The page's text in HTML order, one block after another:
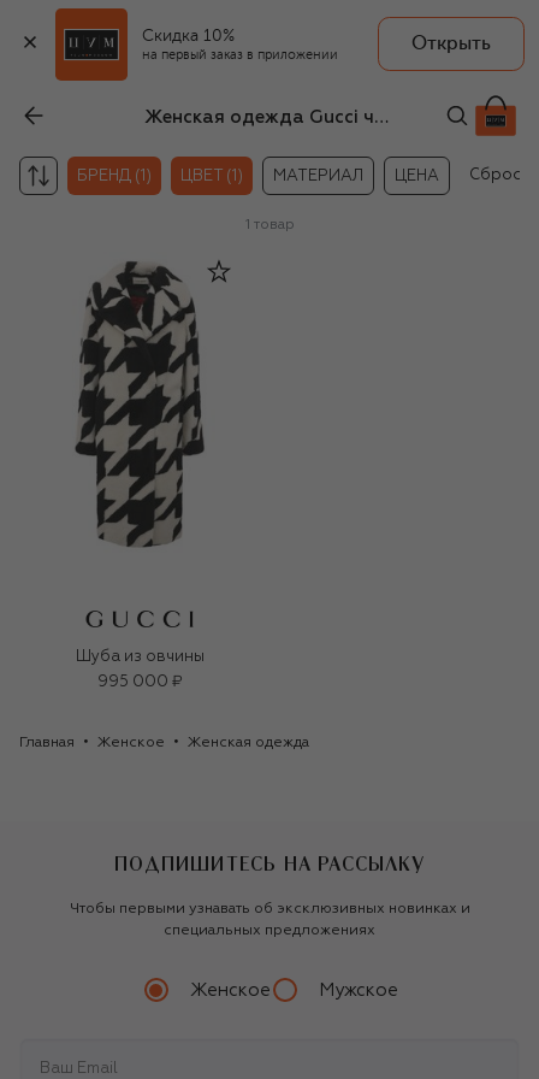
Скидка 10%
на первый заказ в приложении
Открыть
Женская одежда Gucci чёрно-белого цвета
БРЕНД (1) ЦВЕТ (1) МАТЕРИАЛ ЦЕНА
1 товар
Шуба из овчины
995 000 ₽
Главная Женское Женская одежда
ПОДПИШИТЕСЬ НА РАССЫЛКУ
Чтобы первыми узнавать об эксклюзивных новинках и
специальных предложениях
Женское Мужское